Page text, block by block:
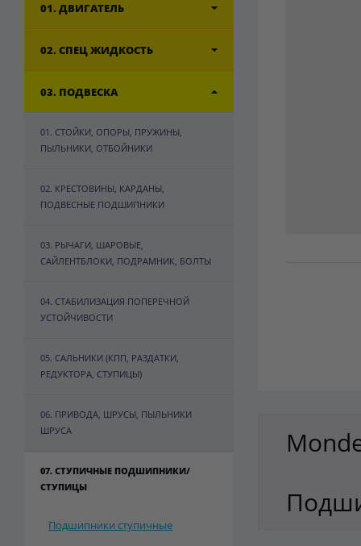
01. ДВИГАТЕЛЬ
02. СПЕЦ ЖИДКОСТЬ
03. ПОДВЕСКА
01. СТОЙКИ, ОПОРЫ, ПРУЖИНЫ,
ПЫЛЬНИКИ, ОТБОЙНИКИ
02. КРЕСТОВИНЫ, КАРДАНЫ,
ПОДВЕСНЫЕ ПОДШИПНИКИ
03. РЫЧАГИ, ШАРОВЫЕ,
САЙЛЕНТБЛОКИ, ПОДРАМНИК, БОЛТЫ
04. СТАБИЛИЗАЦИЯ ПОПЕРЕЧНОЙ
УСТОЙЧИВОСТИ
05. САЛЬНИКИ (КПП, РАЗДАТКИ,
РЕДУКТОРА, СТУПИЦЫ)
06. ПРИВОДА, ШРУСЫ, ПЫЛЬНИКИ
ШРУСА
07. СТУПИЧНЫЕ ПОДШИПНИКИ/
СТУПИЦЫ
Подшипники ступичные